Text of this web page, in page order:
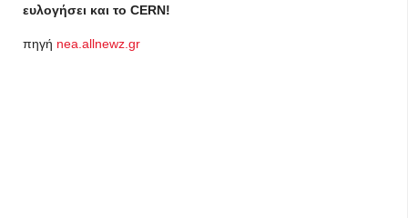
ευλογήσει και το CERN!
πηγή nea.allnewz.gr